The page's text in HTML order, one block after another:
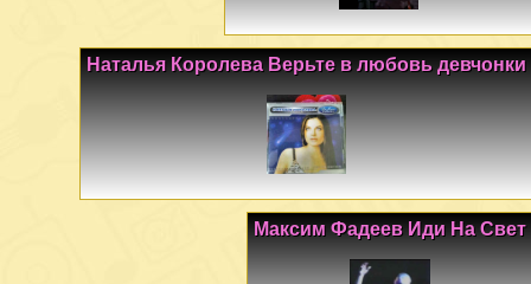
Наталья Королева Верьте в любовь девчонки
Максим Фадеев Иди На Свет